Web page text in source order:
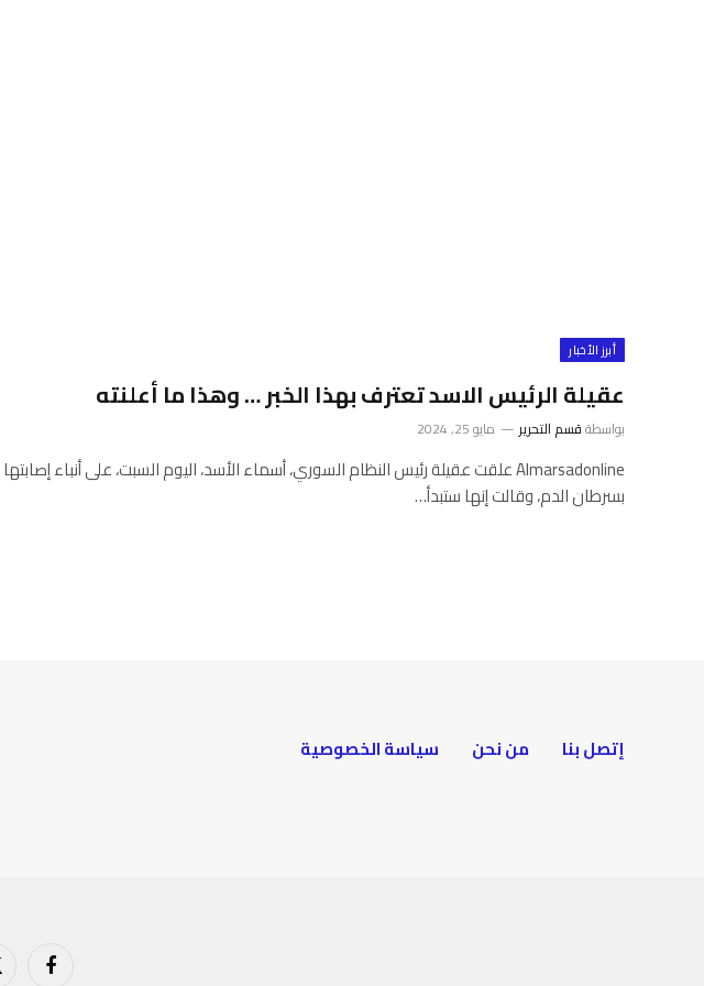
أبرز الأخبار
عقيلة الرئيس الاسد تعترف بهذا الخبر … وهذا ما أعلنته
بواسطةقسم التحرير مايو 25, 2024
Almarsadonline علقت عقيلة رئيس النظام السوري، أسماء الأسد، اليوم السبت، على أنباء إصابتها
بسرطان الدم، وقالت إنها ستبدأ…
إتصل بنا من نحن سياسة الخصوصية
فيسبوك